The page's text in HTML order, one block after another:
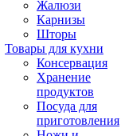
Жалюзи
Карнизы
Шторы
Товары для кухни
Консервация
Хранение
продуктов
Посуда для
приготовления